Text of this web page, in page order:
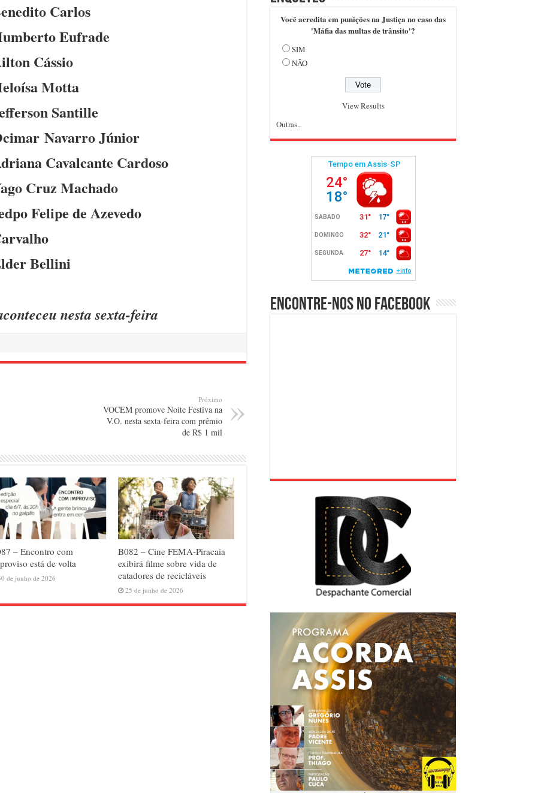
Carlos
Eufrade
Cássio
Motta
Santille
Navarro Júnior
Cavalcante Cardoso
Cruz Machado
Felipe de Azevedo
Bellini
nesta sexta-feira
Próximo
VOCEM promove Noite Festiva na
V.O. nesta sexta-feira com prêmio
de R$ 1 mil
– Encontro com
está de volta
de junho de 2026
B082 – Cine FEMA-Piracaia
exibirá filme sobre vida de
catadores de recicláveis
25 de junho de 2026
Você acredita em punições na Justiça no caso das
'Máfia das multas de trânsito'?
SIM
NÃO
View Results
Outras..
Encontre-nos no Facebook